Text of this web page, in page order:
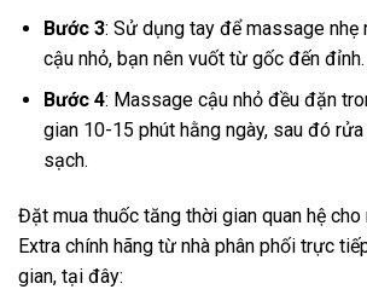
Bước 3: Sử dụng tay để massage nhẹ
cậu nhỏ, bạn nên vuốt từ gốc đến đỉnh.
Bước 4: Massage cậu nhỏ đều đặn
gian 10-15 phút hằng ngày, sau đó
sạch.
Đặt mua thuốc tăng thời gian quan hệ
Extra chính hãng từ nhà phân phối trực
gian, tại đây: